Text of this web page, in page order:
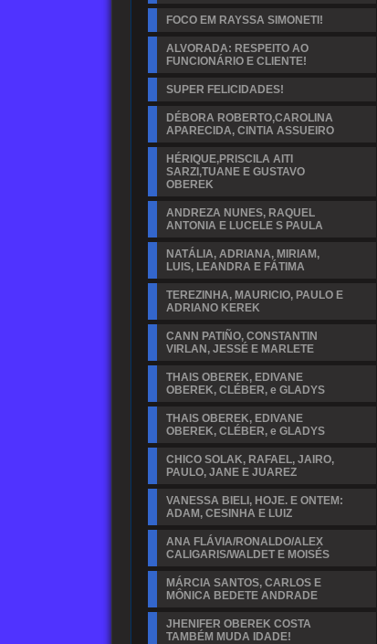
FOCO EM RAYSSA SIMONETI!
ALVORADA: RESPEITO AO
FUNCIONÁRIO E CLIENTE!
SUPER FELICIDADES!
DÉBORA ROBERTO,CAROLINA
APARECIDA, CINTIA ASSUEIRO
HÉRIQUE,PRISCILA AITI
SARZI,TUANE E GUSTAVO
OBEREK
ANDREZA NUNES, RAQUEL
ANTONIA E LUCELE S PAULA
NATÁLIA, ADRIANA, MIRIAM,
LUIS, LEANDRA E FÁTIMA
TEREZINHA, MAURICIO, PAULO E
ADRIANO KEREK
CANN PATIÑO, CONSTANTIN
VIRLAN, JESSÉ E MARLETE
THAIS OBEREK, EDIVANE
OBEREK, CLÉBER, e GLADYS
THAIS OBEREK, EDIVANE
OBEREK, CLÉBER, e GLADYS
CHICO SOLAK, RAFAEL, JAIRO,
PAULO, JANE E JUAREZ
VANESSA BIELI, HOJE. E ONTEM:
ADAM, CESINHA E LUIZ
ANA FLÁVIA/RONALDO/ALEX
CALIGARIS/WALDET E MOISÉS
MÁRCIA SANTOS, CARLOS E
MÔNICA BEDETE ANDRADE
JHENIFER OBEREK COSTA
TAMBÉM MUDA IDADE!